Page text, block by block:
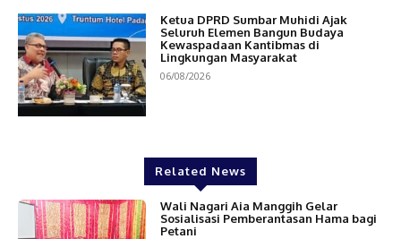
Ketua DPRD Sumbar Muhidi Ajak
Seluruh Elemen Bangun Budaya
Kewaspadaan Kantibmas di
Lingkungan Masyarakat
06/08/2026
Related News
Wali Nagari Aia Manggih Gelar
Sosialisasi Pemberantasan Hama bagi
Petani